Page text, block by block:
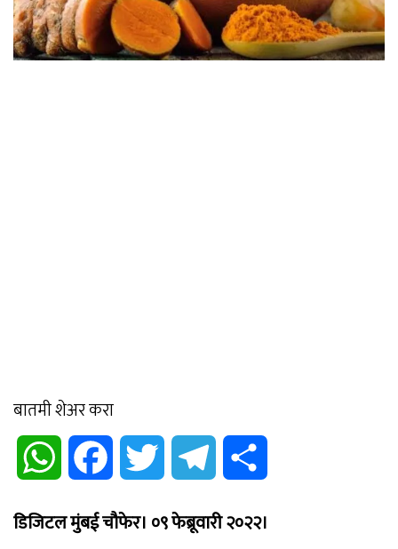
बातमी शेअर करा
WhatsApp Facebook Twitter Telegram
डिजिटल मुंबई चौफेर। ०९ फेब्रूवारी २०२२।